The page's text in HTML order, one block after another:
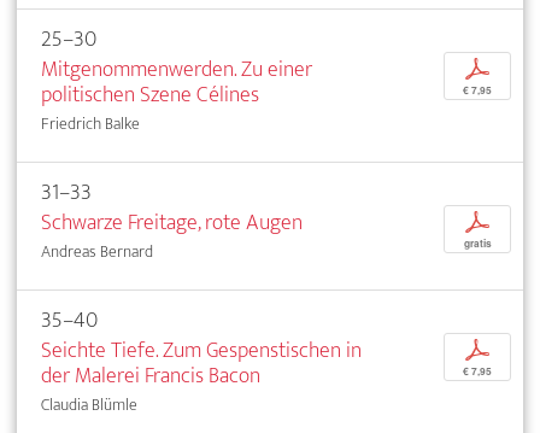
25–30
Mitgenommenwerden. Zu einer
politischen Szene Célines
Friedrich Balke
p
€ 7,95
31–33
Schwarze Freitage, rote Augen
Andreas Bernard
p
gratis
35–40
Seichte Tiefe. Zum Gespenstischen in
der Malerei Francis Bacon
Claudia Blümle
p
€ 7,95